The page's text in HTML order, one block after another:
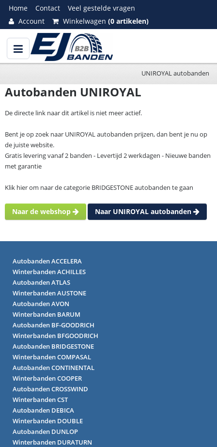
Home Contact
Veel gestelde vragen
Account
Winkelwagen (0 artikelen)
UNIROYAL autobanden
Autobanden UNIROYAL
De directe link naar dit artikel is niet meer actief.
Bent je op zoek naar UNIROYAL autobanden prijzen, dan bent je nu op
de juiste website.
Gratis levering vanaf 2 banden - Levertijd 2 werkdagen - Nieuwe banden
met garantie
Klik hier om naar de categorie BRIDGESTONE autobanden te gaan
Naar de webshop Naar UNIROYAL autobanden
Autobanden ACCELERA
Winterbanden ACHILLES
Autobanden ATLAS
Winterbanden AUSTONE
Autobanden AVON
Winterbanden BARUM
Autobanden BF-GOODRICH
Winterbanden BFGOODRICH
Autobanden BRIDGESTONE
Winterbanden COMPASAL
Autobanden CONTINENTAL
Winterbanden COOPER
Autobanden CROSSWIND
Winterbanden CST
Autobanden DEBICA
Winterbanden DOUBLE
Autobanden DUNLOP
Winterbanden DURATURN